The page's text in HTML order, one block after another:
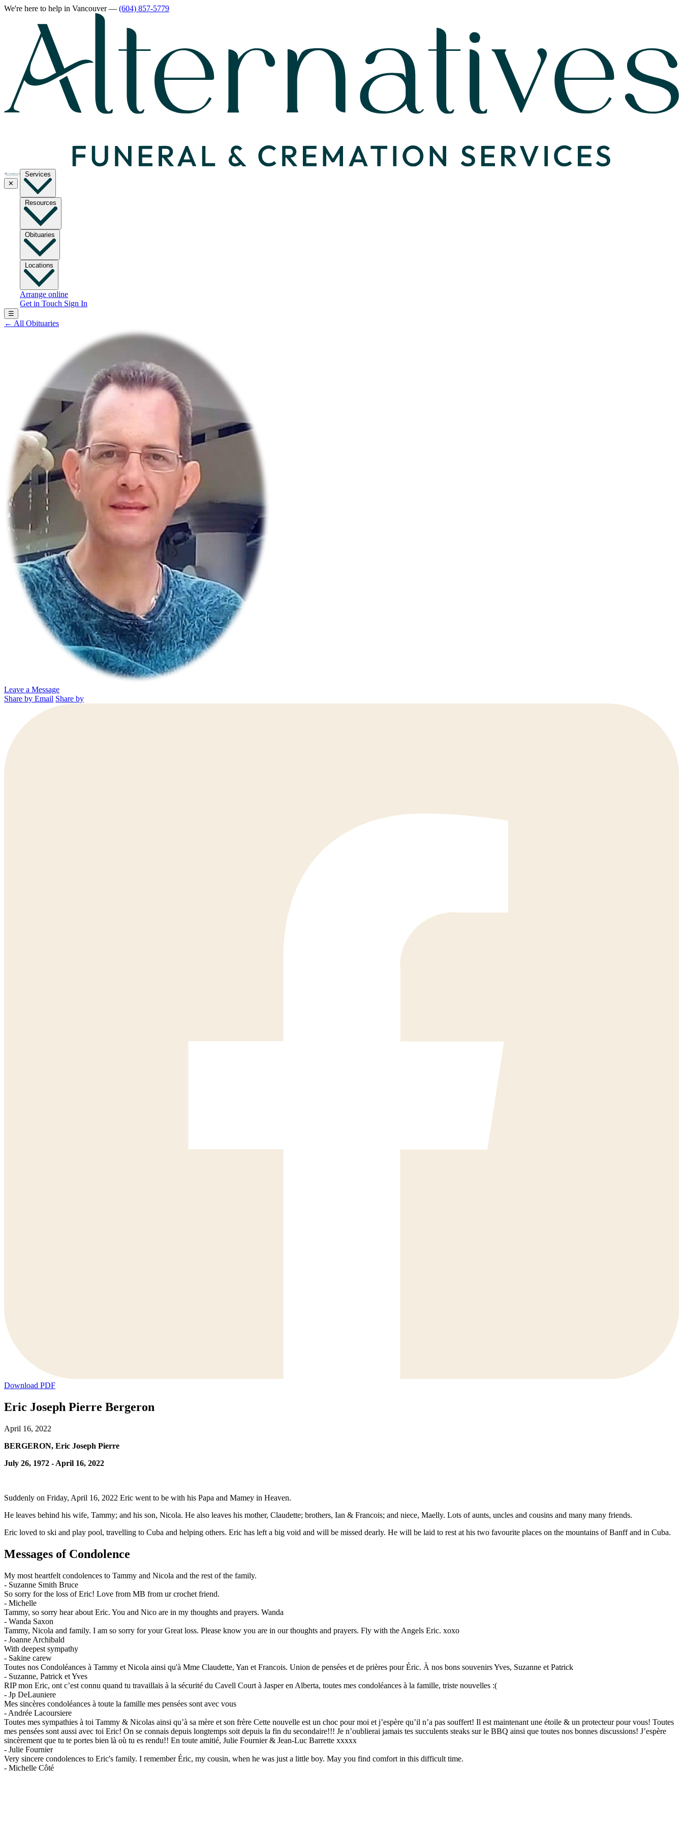
We're here to help in Vancouver— (604) 857-5779
✕
Services
Resources
Obituaries
Locations
Arrange online
Get in Touch Sign In
☰
← All Obituaries
Leave a Message
Share by Email Share by
Download PDF
Eric Joseph Pierre Bergeron
April 16, 2022
BERGERON, Eric Joseph Pierre
July 26, 1972 - April 16, 2022
Suddenly on Friday, April 16, 2022 Eric went to be with his Papa and Mamey in Heaven.
He leaves behind his wife, Tammy; and his son, Nicola. He also leaves his mother, Claudette; brothers, Ian & Francois; and niece, Maelly. Lots of aunts, uncles and cousins and many many friends.
Eric loved to ski and play pool, travelling to Cuba and helping others. Eric has left a big void and will be missed dearly. He will be laid to rest at his two favourite places on the mountains of Banff and in Cuba.
Messages of Condolence
My most heartfelt condolences to Tammy and Nicola and the rest of the family.
- Suzanne Smith Bruce
So sorry for the loss of Eric! Love from MB from ur crochet friend.
- Michelle
Tammy, so sorry hear about Eric. You and Nico are in my thoughts and prayers. Wanda
- Wanda Saxon
Tammy, Nicola and family. I am so sorry for your Great loss. Please know you are in our thoughts and prayers. Fly with the Angels Eric. xoxo
- Joanne Archibald
With deepest sympathy
- Sakine carew
Toutes nos Condoléances à Tammy et Nicola ainsi qu'à Mme Claudette, Yan et Francois. Union de pensées et de prières pour Éric. À nos bons souvenirs Yves, Suzanne et Patrick
- Suzanne, Patrick et Yves
RIP mon Eric, ont c’est connu quand tu travaillais à la sécurité du Cavell Court à Jasper en Alberta, toutes mes condoléances à la famille, triste nouvelles :(
- Jp DeLauniere
Mes sincères condoléances à toute la famille mes pensées sont avec vous
- Andrée Lacoursiere
Toutes mes sympathies à toi Tammy & Nicolas ainsi qu’à sa mère et son frère Cette nouvelle est un choc pour moi et j’espère qu’il n’a pas souffert! Il est maintenant une étoile & un protecteur pour vous! Toutes
mes pensées sont aussi avec toi Eric! On se connais depuis longtemps soit depuis la fin du secondaire!!! Je n’oublierai jamais tes succulents steaks sur le BBQ ainsi que toutes nos bonnes discussions! J’espère
sincèrement que tu te portes bien là où tu es rendu!! En toute amitié, Julie Fournier & Jean-Luc Barrette xxxxx
- Julie Fournier
Very sincere condolences to Eric's family. I remember Éric, my cousin, when he was just a little boy. May you find comfort in this difficult time.
- Michelle Côté